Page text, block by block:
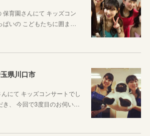
育園さんにて キッズコン
いの こどもたちに囲ま…
県川口市
にて キッズコンサートでし
、 今回で3度目のお伺い…